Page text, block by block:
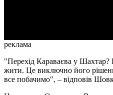
реклама
"Перехід Караваєва у
жити. Це виключно його
все побачимо", – відповів